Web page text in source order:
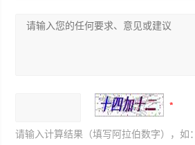
请输入计算结果（填写阿拉伯数字），如